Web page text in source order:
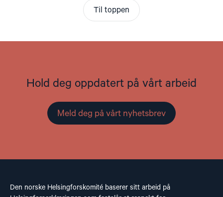
Til toppen
Hold deg oppdatert på vårt arbeid
Meld deg på vårt nyhetsbrev
Den norske Helsingforskomité baserer sitt arbeid på